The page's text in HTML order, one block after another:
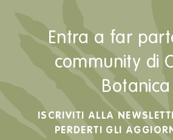
Entra a far
community di
Botanica
ISCRIVITI ALLA
PERDERTI GLI